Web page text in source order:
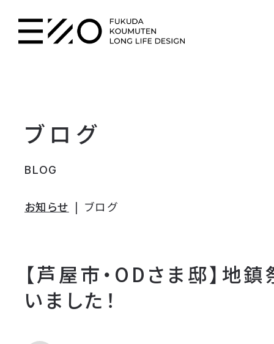
ブログ
BLOG
お知らせ ブログ
【芦屋市・ODさま邸】地
いました！